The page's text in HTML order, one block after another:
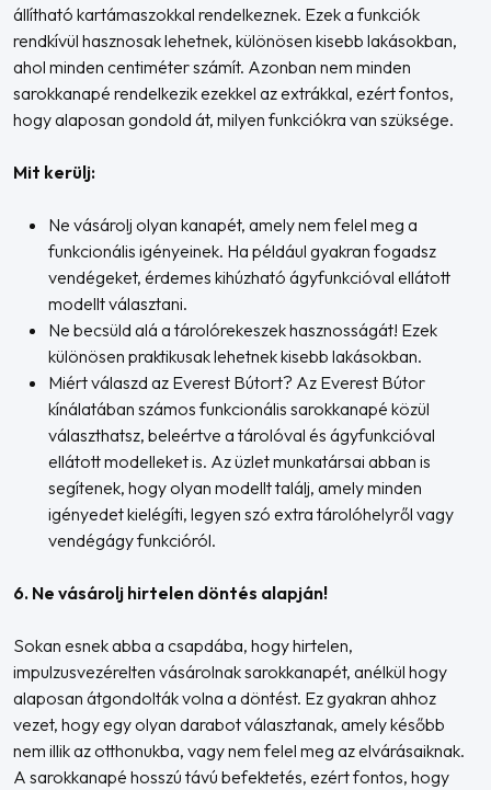
állítható kartámaszokkal rendelkeznek. Ezek a funkciók
rendkívül hasznosak lehetnek, különösen kisebb lakásokban,
ahol minden centiméter számít. Azonban nem minden
sarokkanapé rendelkezik ezekkel az extrákkal, ezért fontos,
hogy alaposan gondold át, milyen funkciókra van szüksége.
Mit kerülj:
Ne vásárolj olyan kanapét, amely nem felel meg a
funkcionális igényeinek. Ha például gyakran fogadsz
vendégeket, érdemes kihúzható ágyfunkcióval ellátott
modellt választani.
Ne becsüld alá a tárolórekeszek hasznosságát! Ezek
különösen praktikusak lehetnek kisebb lakásokban.
Miért válaszd az Everest Bútort? Az Everest Bútor
kínálatában számos funkcionális sarokkanapé közül
választhatsz, beleértve a tárolóval és ágyfunkcióval
ellátott modelleket is. Az üzlet munkatársai abban is
segítenek, hogy olyan modellt találj, amely minden
igényedet kielégíti, legyen szó extra tárolóhelyről vagy
vendégágy funkcióról.
6. Ne vásárolj hirtelen döntés alapján!
Sokan esnek abba a csapdába, hogy hirtelen,
impulzusvezérelten vásárolnak sarokkanapét, anélkül hogy
alaposan átgondolták volna a döntést. Ez gyakran ahhoz
vezet, hogy egy olyan darabot választanak, amely később
nem illik az otthonukba, vagy nem felel meg az elvárásaiknak.
A sarokkanapé hosszú távú befektetés, ezért fontos, hogy